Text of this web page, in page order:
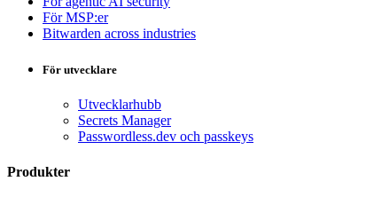
För MSP:er
Bitwarden across industries
För utvecklare
Utvecklarhubb
Secrets Manager
Passwordless.dev och passkeys
Produkter